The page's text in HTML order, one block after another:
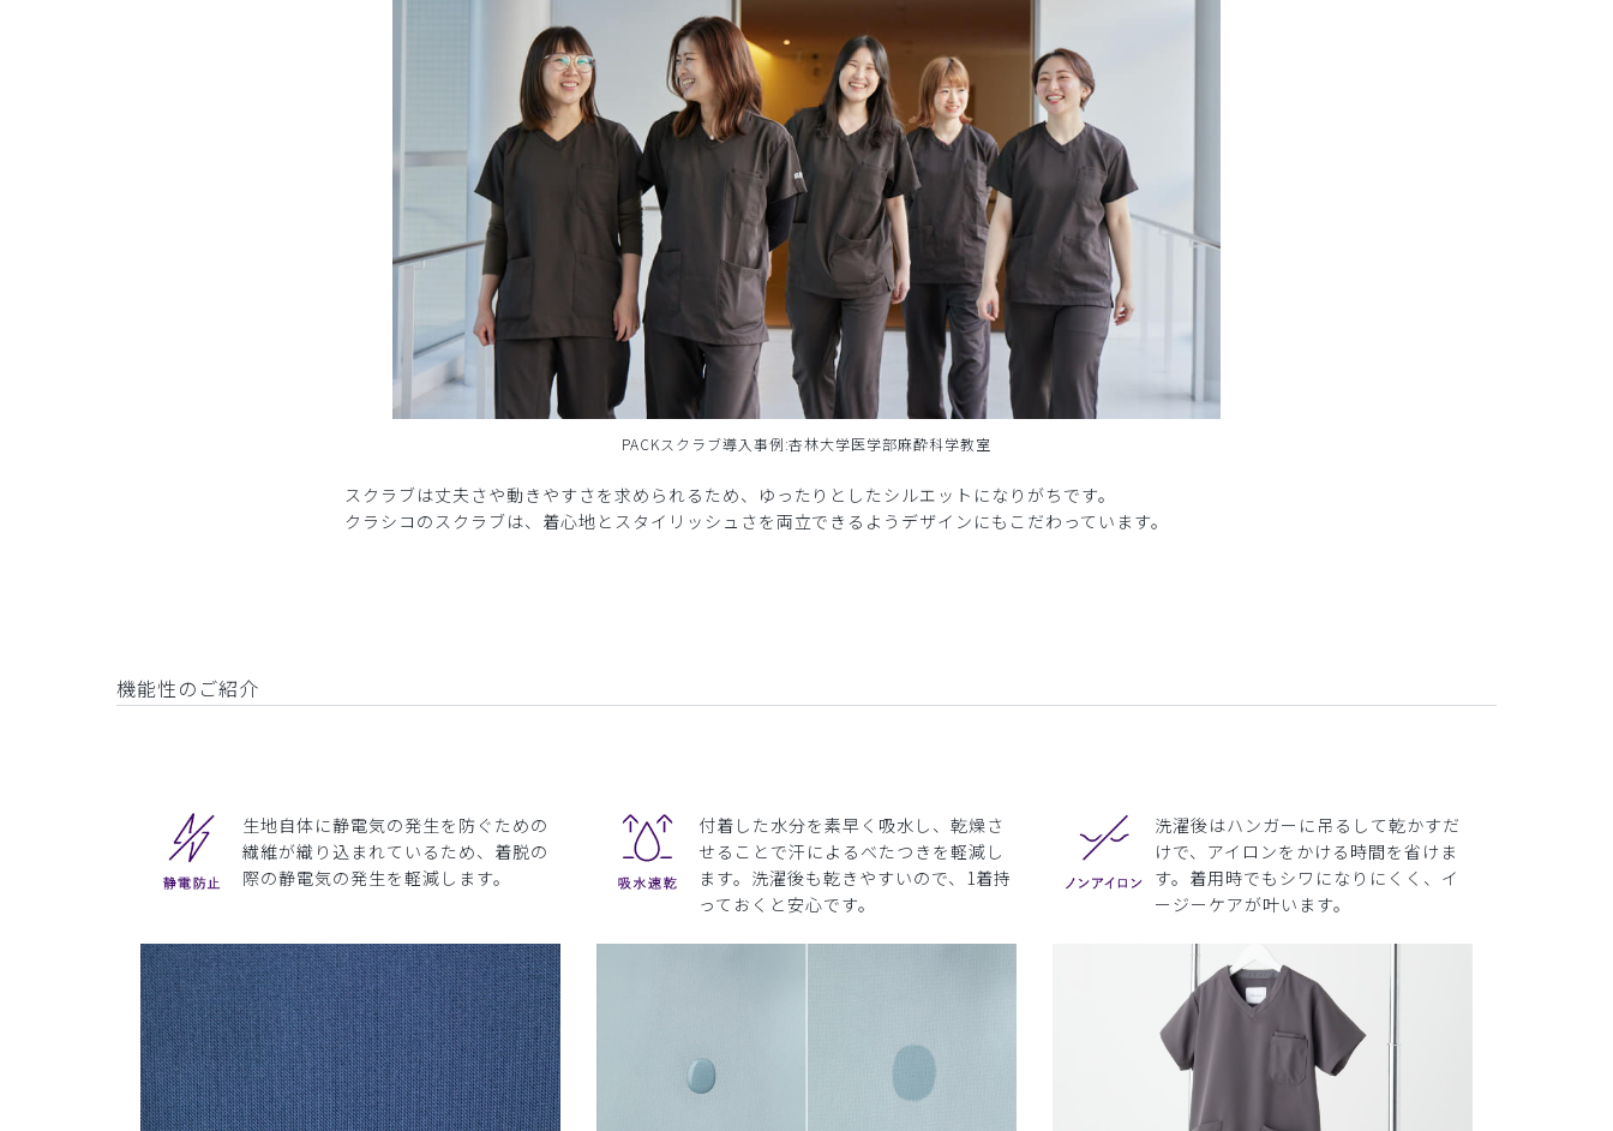
PACKスクラブ導入事例:杏林大学医学部麻酔科学教室
スクラブは丈夫さや動きやすさを求められるため、ゆったりとしたシルエットになりがちです。
クラシコのスクラブは、着心地とスタイリッシュさを両立できるようデザインにもこだわっています。
機能性のご紹介
生地自体に静電気の発生を防ぐための
繊維が織り込まれているため、着脱の
際の静電気の発生を軽減します。
付着した水分を素早く吸水し、乾燥さ
せることで汗によるべたつきを軽減し
ます。洗濯後も乾きやすいので、1着持
っておくと安心です。
洗濯後はハンガーに吊るして乾かすだ
けで、アイロンをかける時間を省けま
す。着用時でもシワになりにくく、イ
ージーケアが叶います。